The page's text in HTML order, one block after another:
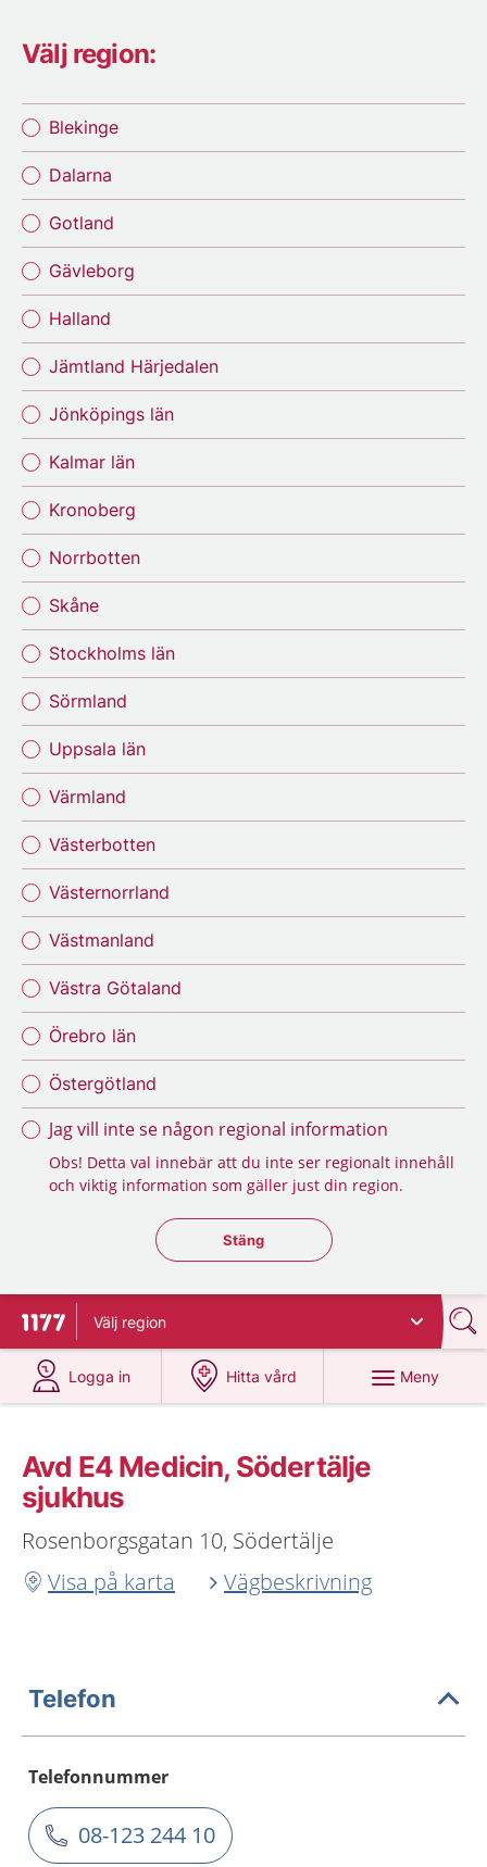
Välj region:
Blekinge
Dalarna
Gotland
Gävleborg
Halland
Jämtland Härjedalen
Jönköpings län
Kalmar län
Kronoberg
Norrbotten
Skåne
Stockholms län
Sörmland
Uppsala län
Värmland
Västerbotten
Västernorrland
Västmanland
Västra Götaland
Örebro län
Östergötland
Jag vill inte se någon regional information
Obs! Detta val innebär att du inte ser regionalt innehåll
och viktig information som gäller just din region.
Stäng regionsväljaren
Stäng
Till startsidan för 1177
Välj region
Logga in
på 1177.se
Hitta vård
på 1177.se
Meny
Avd E4 Medicin, Södertälje
sjukhus
Rosenborgsgatan 10, Södertälje
Visa på karta
Vägbeskrivning
Telefon
Telefonnummer
08-123 244 10